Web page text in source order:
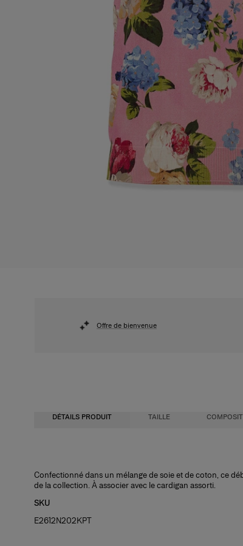
Offre de bienvenue
DÉTAILS PRODUIT TAILLE
Confectionné dans un mélange de soie et de coton, ce
de la collection. À associer avec le cardigan assorti.
SKU
E2612N202KPT
Coupe slim
55 % soie 45 % coton